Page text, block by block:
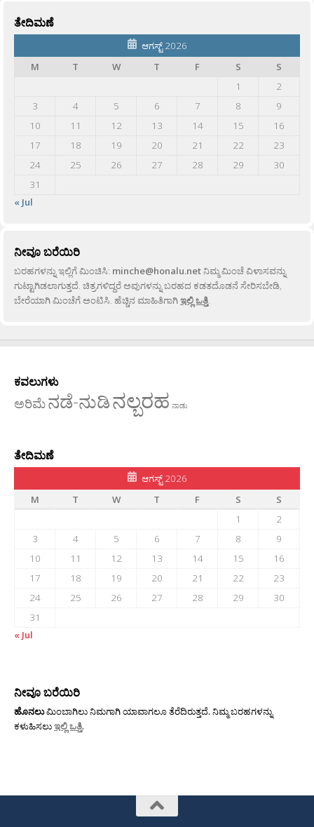
ತೇದಿಮಣೆ
ಆಗಸ್ಟ್ 2026
M
T W T F S
S
1
2
3
4 5 6 7 8
9
10
11 12 13 14 15
16
17
18 19 20 21 22
23
24
25 26 27 28 29
30
31
« Jul
ನೀವೂ ಬರೆಯಿರಿ
ಬರಹಗಳನ್ನು ಇಲ್ಲಿಗೆ ಮಿಂಚಿಸಿ: minche@honalu.netನಿಮ್ಮ ಮಿಂಚೆ ವಿಳಾಸವನ್ನು
ಗುಟ್ಟಾಗಿಡಲಾಗುತ್ತದೆ. ಚಿತ್ರಗಳಿದ್ದರೆ ಅವುಗಳನ್ನು ಬರಹದ ಕಡತದೊಡನೆ ಸೇರಿಸಬೇಡಿ,
ಬೇರೆಯಾಗಿ ಮಿಂಚೆಗೆ ಅಂಟಿಸಿ. ಹೆಚ್ಚಿನ ಮಾಹಿತಿಗಾಗಿಇಲ್ಲಿ ಒತ್ತಿ
ಕವಲುಗಳು
ಅರಿಮೆನಡೆ-ನುಡಿನಲ್ಬರಹ ನಾಡು
ತೇದಿಮಣೆ
ಆಗಸ್ಟ್ 2026
M
T W T F S
S
1
2
3
4 5 6 7 8
9
10
11 12 13 14 15
16
17
18 19 20 21 22
23
24
25 26 27 28 29
30
31
« Jul
ನೀವೂ ಬರೆಯಿರಿ
ಹೊನಲುಮಿಂಬಾಗಿಲು ನಿಮಗಾಗಿ ಯಾವಾಗಲೂ ತೆರೆದಿರುತ್ತದೆ. ನಿಮ್ಮ ಬರಹಗಳನ್ನು
ಕಳುಹಿಸಲುಇಲ್ಲಿ ಒತ್ತಿ.